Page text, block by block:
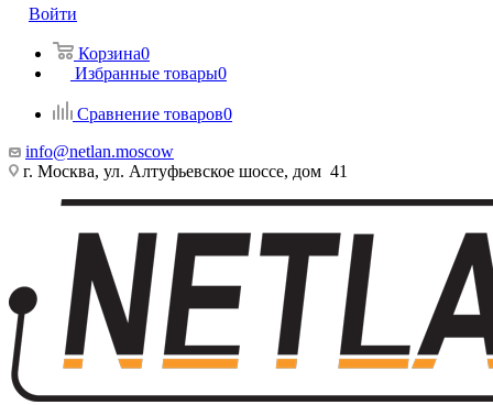
Войти
Корзина0
Избранные товары0
Сравнение товаров0
info@netlan.moscow
г. Москва, ул. Алтуфьевское шоссе, дом 41